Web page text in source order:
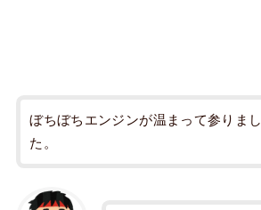
ぼちぼちエンジンが温まって参りまし
た。